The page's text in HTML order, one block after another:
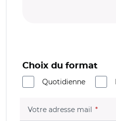
Choix du format
Quotidienne
Votre adresse mail